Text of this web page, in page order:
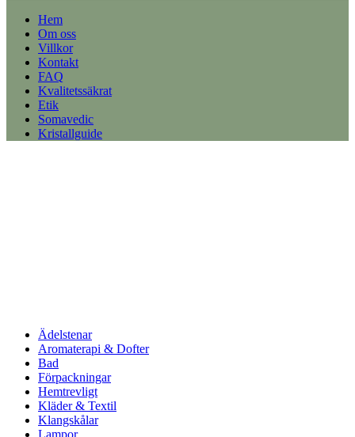
Hem
Om oss
Villkor
Kontakt
FAQ
Kvalitetssäkrat
Etik
Somavedic
Kristallguide
Ädelstenar
Aromaterapi & Dofter
Bad
Förpackningar
Hemtrevligt
Kläder & Textil
Klangskålar
Lampor